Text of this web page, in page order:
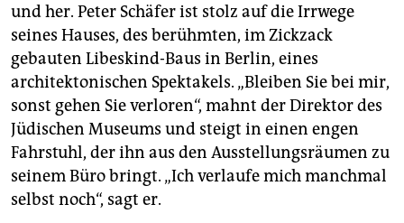
und her. Peter Schäfer ist stolz auf die Irrwege
seines Hauses, des berühmten, im Zickzack
gebauten Libeskind-Baus in Berlin, eines
architektonischen Spektakels. „Bleiben Sie bei mir,
sonst gehen Sie verloren“, mahnt der Direktor des
Jüdischen Museums und steigt in einen engen
Fahrstuhl, der ihn aus den Ausstellungsräumen zu
seinem Büro bringt. „Ich verlaufe mich manchmal
selbst noch“, sagt er.